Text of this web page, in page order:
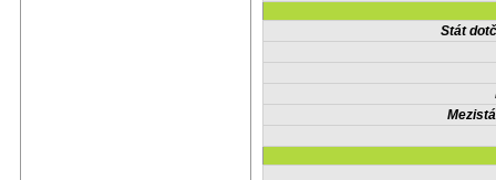
Stát